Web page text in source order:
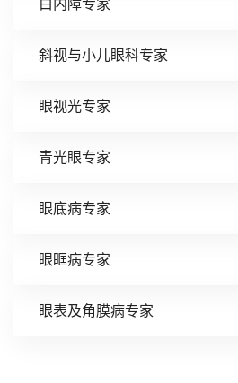
白内障专家
斜视与小儿眼科专家
眼视光专家
青光眼专家
眼底病专家
眼眶病专家
眼表及角膜病专家